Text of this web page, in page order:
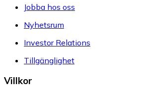
Jobba hos oss
Nyhetsrum
Investor Relations
Tillgänglighet
Villkor